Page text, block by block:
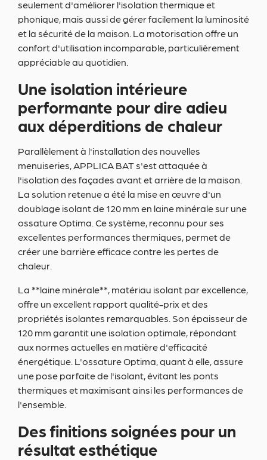
seulement d'améliorer l'isolation thermique et
phonique, mais aussi de gérer facilement la luminosité
et la sécurité de la maison. La motorisation offre un
confort d'utilisation incomparable, particulièrement
appréciable au quotidien.
Une isolation intérieure
performante pour dire adieu
aux déperditions de chaleur
Parallèlement à l'installation des nouvelles
menuiseries, APPLICA BAT s'est attaquée à
l'isolation des façades avant et arrière de la maison.
La solution retenue a été la mise en œuvre d'un
doublage isolant de 120 mm en laine minérale sur une
ossature Optima. Ce système, reconnu pour ses
excellentes performances thermiques, permet de
créer une barrière efficace contre les pertes de
chaleur.
La **laine minérale**, matériau isolant par excellence,
offre un excellent rapport qualité-prix et des
propriétés isolantes remarquables. Son épaisseur de
120 mm garantit une isolation optimale, répondant
aux normes actuelles en matière d'efficacité
énergétique. L'ossature Optima, quant à elle, assure
une pose parfaite de l'isolant, évitant les ponts
thermiques et maximisant ainsi les performances de
l'ensemble.
Des finitions soignées pour un
résultat esthétique